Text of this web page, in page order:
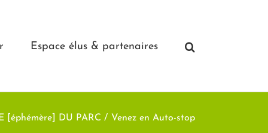
Espace élus & partenaires
[éphémère] DU PARC Venez en Auto-stop